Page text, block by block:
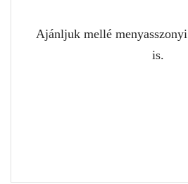
Ajánljuk mellé menyasszonyi
is.